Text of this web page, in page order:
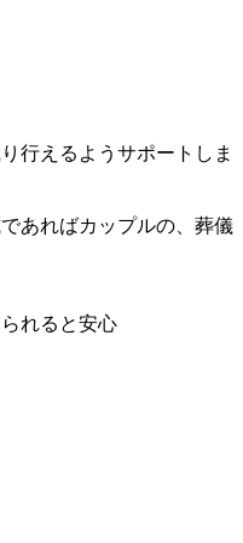
行えるようサポートしま
あればカップルの、葬儀
れると安心